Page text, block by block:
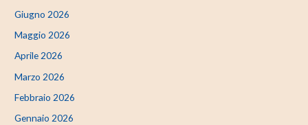
Giugno 2026
Maggio 2026
Aprile 2026
Marzo 2026
Febbraio 2026
Gennaio 2026